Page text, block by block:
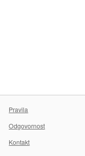
Pravila
Odgovornost
Kontakt